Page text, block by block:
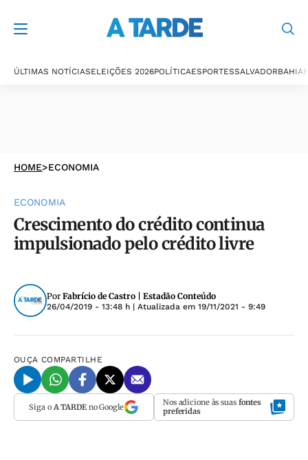
ÚLTIMAS NOTÍCIASELEIÇÕES 2026POLÍTICAESPORTESSALVADORBAHIA
HOME>ECONOMIA
ECONOMIA
Crescimento do crédito continua
impulsionado pelo crédito livre
Por Fabrício de Castro | Estadão Conteúdo
26/04/2019 - 13:48 h | Atualizada em 19/11/2021 - 9:49
OUÇA COMPARTILHE
Siga o A TARDEno Google Nos adicione às suas fontes
preferidas